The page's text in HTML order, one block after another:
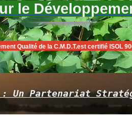
le
Qualité de la C.M.D.T.est certifié ISOL
: Un Partenariat